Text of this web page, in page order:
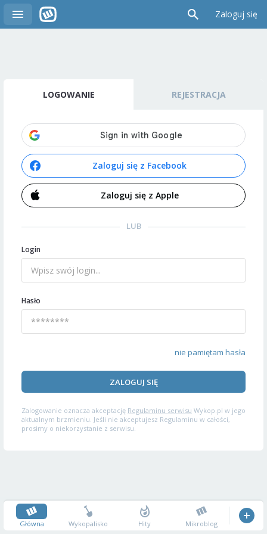
Zaloguj się
LOGOWANIE REJESTRACJA
Zaloguj się z Facebook
Zaloguj się z Apple
LUB
Login
Hasło
nie pamiętam hasła
ZALOGUJ SIĘ
Zalogowanie oznacza akceptację Regulaminu serwisu Wykop.pl w jego
aktualnym brzmieniu. Jeśli nie akceptujesz Regulaminu w całości,
prosimy o niekorzystanie z serwisu.
Główna Wykopalisko Hity Mikroblog